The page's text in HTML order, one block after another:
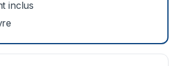
inclus